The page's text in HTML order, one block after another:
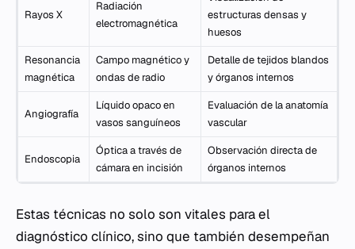
Rayos X
Radiación
electromagnética
estructuras densas y
huesos
Resonancia
magnética
Campo magnético y
ondas de radio
Detalle de tejidos blandos
y órganos internos
Angiografía
Líquido opaco en
vasos sanguíneos
Evaluación de la anatomía
vascular
Endoscopia
Óptica a través de
cámara en incisión
Observación directa de
órganos internos
Estas técnicas no solo son vitales para el
diagnóstico clínico, sino que también desempeñan